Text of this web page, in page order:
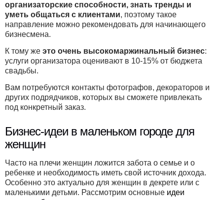
организаторские способности, знать тренды и
уметь общаться с клиентами, поэтому такое
направление можно рекомендовать для начинающего
бизнесмена.
К тому же это очень высокомаржинальный бизнес:
услуги организатора оценивают в 10-15% от бюджета
свадьбы.
Вам потребуются контакты фотографов, декораторов и
других подрядчиков, которых вы сможете привлекать
под конкретный заказ.
Бизнес-идеи в маленьком городе для
женщин
Часто на плечи женщин ложится забота о семье и о
ребенке и необходимость иметь свой источник дохода.
Особенно это актуально для женщин в декрете или с
маленькими детьми. Рассмотрим основные идеи